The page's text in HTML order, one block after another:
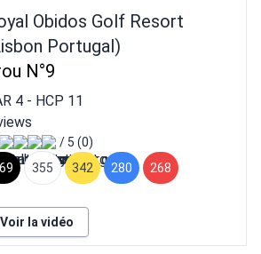
Obidos Golf Resort
Portugal)
N°9
4- HCP 11
/ 5 (0)
355 342 280 268
Voir la vidéo